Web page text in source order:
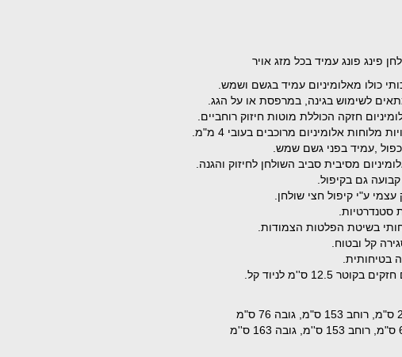
כולו מאלומיניום עמיד בגשם ושמש.
לשימוש בגינה, במרפסת או על הגג.
כפול ,עמיד בפני גשם שמש.
גם בקיפול.
ע"י קיפול חצי שולחן.
סטנדרטיות.
בשיטת הפלטות הצמודות.
קל ובטוח.
בטיחותית.